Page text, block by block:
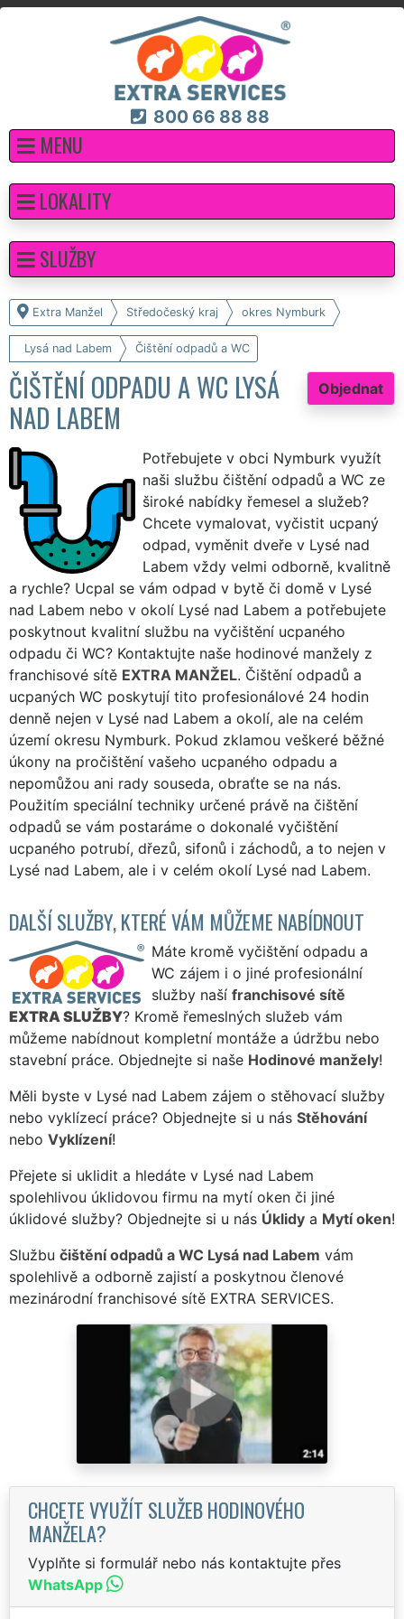
800 66 88 88
MENU
Extra Manžel Středočeský kraj okres Nymburk
Lysá nad Labem Čištění odpadů a WC
Objednat
ČIŠTĚNÍ ODPADU A WC LYSÁ
NAD LABEM
Potřebujete v obci Nymburk využít
naši službu čištění odpadů a WC ze
široké nabídky řemesel a služeb?
Chcete vymalovat, vyčistit ucpaný
odpad, vyměnit dveře v Lysé nad
Labem vždy velmi odborně, kvalitně
a rychle? Ucpal se vám odpad v bytě či domě v Lysé
nad Labem nebo v okolí Lysé nad Labem a potřebujete
poskytnout kvalitní službu na vyčištění ucpaného
odpadu či WC? Kontaktujte naše hodinové manžely z
franchisové sítě EXTRA MANŽEL. Čištění odpadů a
ucpaných WC poskytují tito profesionálové 24 hodin
denně nejen v Lysé nad Labem a okolí, ale na celém
území okresu Nymburk. Pokud zklamou veškeré běžné
úkony na pročištění vašeho ucpaného odpadu a
nepomůžou ani rady souseda, obraťte se na nás.
Použitím speciální techniky určené právě na čištění
odpadů se vám postaráme o dokonalé vyčištění
ucpaného potrubí, dřezů, sifonů i záchodů, a to nejen v
Lysé nad Labem, ale i v celém okolí Lysé nad Labem.
DALŠÍ SLUŽBY, KTERÉ VÁM MŮŽEME NABÍDNOUT
Máte kromě vyčištění odpadu a
WC zájem i o jiné profesionální
služby naší franchisové sítě
EXTRA SLUŽBY? Kromě řemeslných služeb vám
můžeme nabídnout kompletní montáže a údržbu nebo
stavební práce. Objednejte si naše Hodinové manžely!
Měli byste v Lysé nad Labem zájem o stěhovací služby
nebo vyklízecí práce? Objednejte si u nás Stěhování
nebo Vyklízení!
Přejete si uklidit a hledáte v Lysé nad Labem
spolehlivou úklidovou firmu na mytí oken či jiné
úklidové služby? Objednejte si u nás Úklidy a Mytí oken!
Službu čištění odpadů a WC Lysá nad Labem vám
spolehlivě a odborně zajistí a poskytnou členové
mezinárodní franchisové sítě EXTRA SERVICES.
CHCETE VYUŽÍT SLUŽEB HODINOVÉHO
MANŽELA?
Vyplňte si formulář nebo nás kontaktujte přes
WhatsApp
LOKALITY
SLUŽBY